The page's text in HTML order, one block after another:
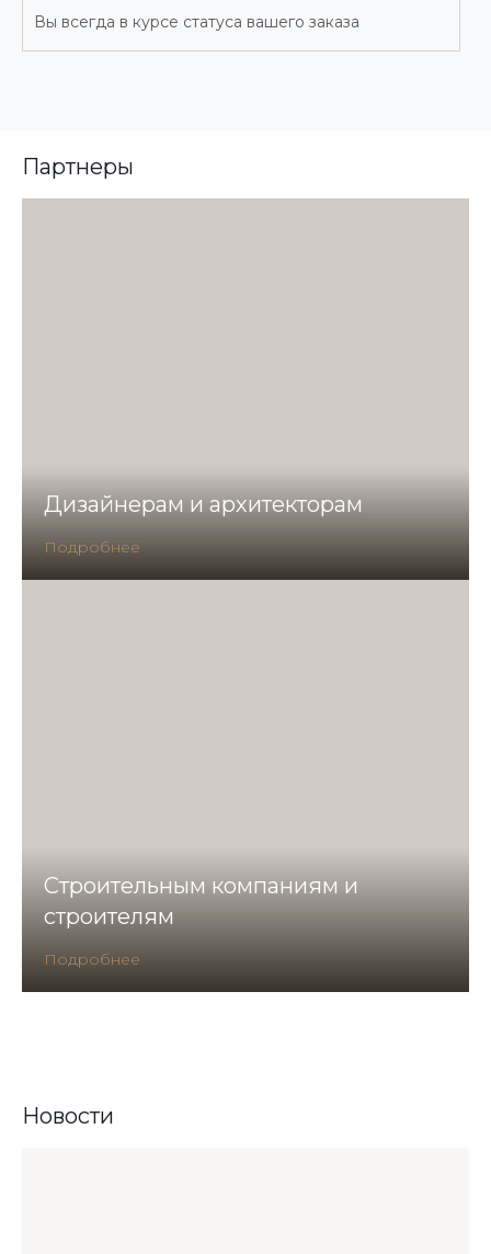
Вы всегда в курсе статуса вашего заказа
Партнеры
Дизайнерам и архитекторам
Подробнее
Строительным компаниям и
строителям
Подробнее
Новости